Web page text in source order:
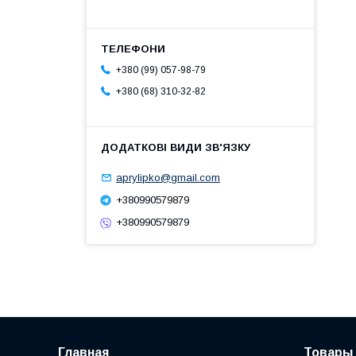
+380 (99) 057-98-79
+380 (68) 310-32-82
aprylipko@gmail.com
+380990579879
+380990579879
Главная Товары